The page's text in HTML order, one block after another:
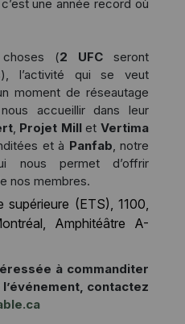
une année record où
choses (2 UFCseront
l’activité qui se veut
moment de réseautage
accueillir dans leur
, Projet MilletVertima
et à Panfab, notre
nous permet d’offrir
nos membres.
(ETS), 1100,
Amphitéâtre A-
à commanditer
contactez